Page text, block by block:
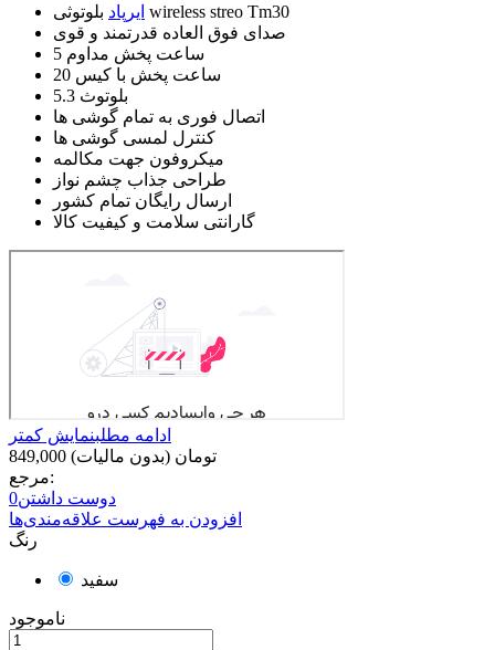
ایرپاد بلوتوثی wireless streo Tm30
صدای فوق العاده قدرتمند و قوی
5 ساعت پخش مداوم
20 ساعت پخش با کیس
بلوتوث 5.3
اتصال فوری به تمام گوشی ها
کنترل لمسی گوشی ها
میکروفون جهت مکالمه
طراحی جذاب چشم نواز
ارسال رایگان تمام کشور
گارانتی سلامت و کیفیت کالا
ادامه مطلبنمایش کمتر
849,000 تومان (بدون مالیات)
مرجع:
دوست داشتن0
افزودن به فهرست علاقه‌مندی‌ها
رنگ
سفید
ناموجود